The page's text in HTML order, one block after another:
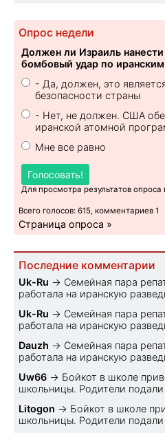
Опрос недели
Должен ли Израиль
бомбовый удар по
- Да, должен, это
безопасности страны
- Нет, не должен. США
иранской атомной
Мне все равно
Голосовать!
Для просмотра результатов
Всего голосов: 615, комментариев 1
Страница опроса »
Последние комментарии
Uk-Ru → Семейная пара
работала на иранскую
Uk-Ru → Семейная пара
работала на иранскую
Dauzh → Семейная пара
работала на иранскую
Uw66 → Бойкот в школе
школьницы. Родители
Litogon → Бойкот в школе
школьницы. Родители